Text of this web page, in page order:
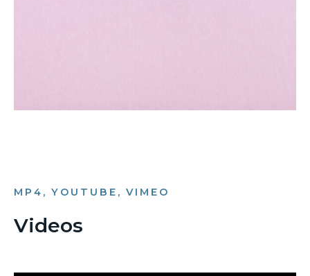
MP4, YOUTUBE, VIMEO
Videos